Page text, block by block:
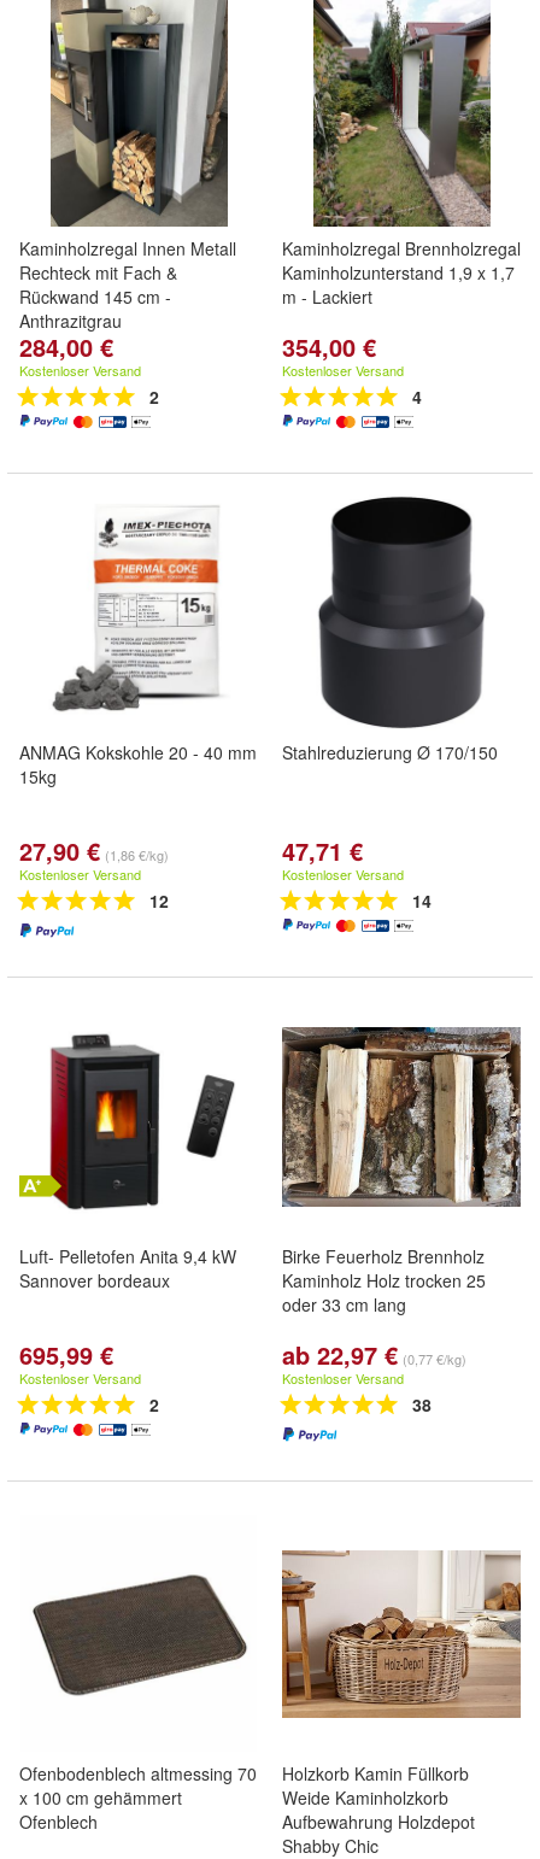
Kaminholzregal Innen Metall
Rechteck mit Fach &
Rückwand 145 cm -
Anthrazitgrau
284,00 €
Kostenloser Versand
2
Kaminholzregal Brennholzregal
Kaminholzunterstand 1,9 x 1,7
m - Lackiert
354,00 €
Kostenloser Versand
4
ANMAG Kokskohle 20 - 40 mm
15kg
27,90 € (1,86 €/kg)
Kostenloser Versand
12
Stahlreduzierung Ø 170/150
47,71 €
Kostenloser Versand
14
Luft- Pelletofen Anita 9,4 kW
Sannover bordeaux
695,99 €
Kostenloser Versand
2
Birke Feuerholz Brennholz
Kaminholz Holz trocken 25
oder 33 cm lang
ab 22,97 € (0,77 €/kg)
Kostenloser Versand
38
Ofenbodenblech altmessing 70
x 100 cm gehämmert
Ofenblech
Holzkorb Kamin Füllkorb
Weide Kaminholzkorb
Aufbewahrung Holzdepot
Shabby Chic